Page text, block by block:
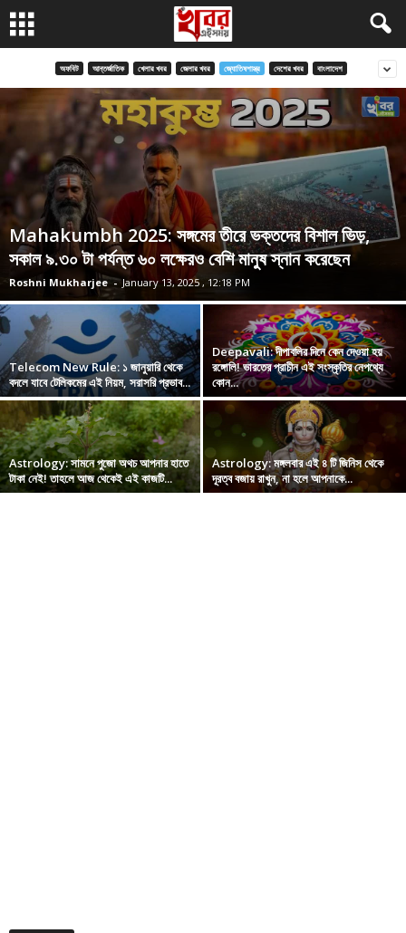
অফবিট আন্তর্জাতিক খেলার খবর জেলার খবর জ্যোতিষশাস্ত্র দেশের খবর বাংলাদেশ
Mahakumbh 2025: সঙ্গমের তীরে ভক্তদের বিশাল ভিড়,
সকাল ৯.৩০ টা পর্যন্ত ৬০ লক্ষেরও বেশি মানুষ স্নান করেছেন
Roshni Mukharjee - January 13, 2025 , 12:18 PM
Telecom New Rule: ১ জানুয়ারি থেকে
বদলে যাবে টেলিকমের এই নিয়ম, সরাসরি প্রভাব...
Deepavali: দীপাবলির দিনে কেন দেওয়া হয়
রঙ্গোলি! ভারতের প্রাচীন এই সংস্কৃতির নেপথ্যে
কোন...
Astrology: সামনে পুজো অথচ আপনার হাতে
টাকা নেই! তাহলে আজ থেকেই এই কাজটি...
Astrology: মঙ্গলবার এই ৪ টি জিনিস থেকে
দূরত্ব বজায় রাখুন, না হলে আপনাকে...